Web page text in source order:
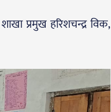
प्रमुख हरिशचन्द्र विक,